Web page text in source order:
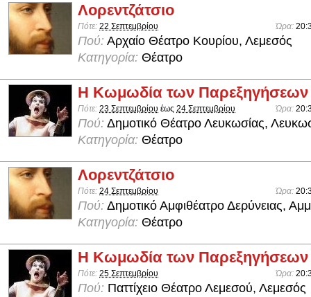
Λορεντζάτσιο
Πότε: 22 Σεπτεμβρίου Ώρα:
Πού: Αρχαίο Θέατρο Κουρίου, Λεμεσός
Κατηγορία: Θέατρο
Η Κωμωδία των Παρεξηγήσεων
Πότε: 23 Σεπτεμβρίου έως 24 Σεπτεμβρίου Ώρα:
Πού: Δημοτικό Θέατρο Λευκωσίας,
Κατηγορία: Θέατρο
Λορεντζάτσιο
Πότε: 24 Σεπτεμβρίου Ώρα:
Πού: Δημοτικό Αμφιθέατρο Δερύνειας,
Κατηγορία: Θέατρο
Η Κωμωδία των Παρεξηγήσεων
Πότε: 25 Σεπτεμβρίου Ώρα:
Πού: Παττίχειο Θέατρο Λεμεσού, Λεμεσός